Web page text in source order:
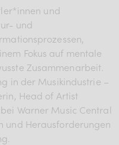
und
und
Fokus auf mentale
Zusammenarbeit.
in der Musikindustrie –
Head of Artist
Warner Music Central
und Herausforderungen
und